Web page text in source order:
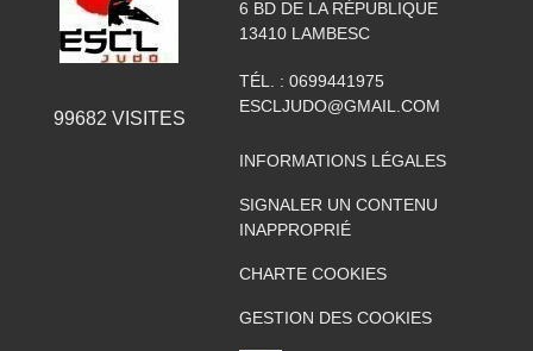
99682 VISITES
6 BD DE LA RÉPUBLIQUE
13410 LAMBESC
TÉL. : 0699441975
ESCLJUDO@GMAIL.COM
INFORMATIONS LÉGALES
SIGNALER UN CONTENU
INAPPROPRIÉ
CHARTE COOKIES
GESTION DES COOKIES